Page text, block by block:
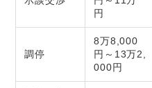
円
調停
8万8,000
円～13万2,
000円